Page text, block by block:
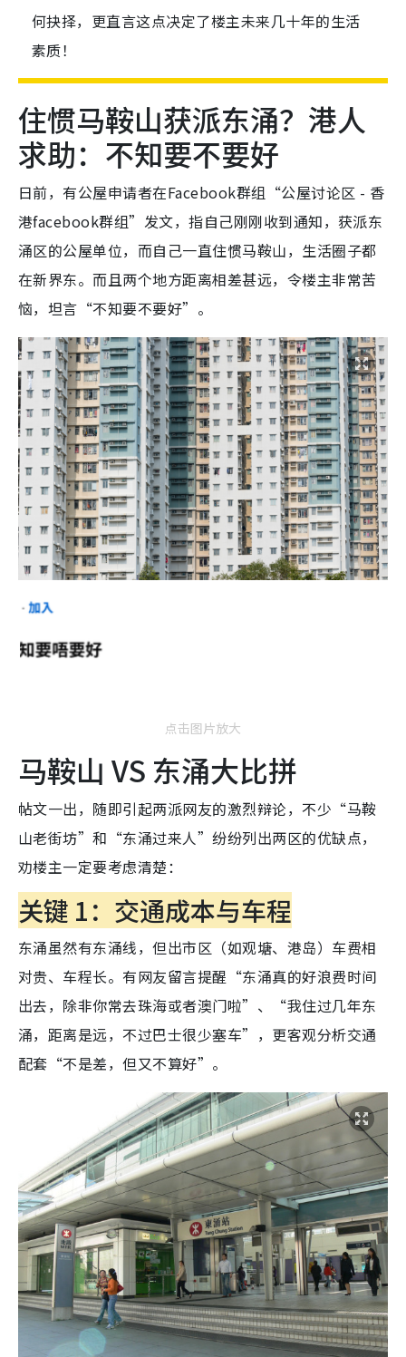
何抉择，更直言这点决定了楼主未来几十年的生活
素质！
住惯马鞍山获派东涌？港人
求助：不知要不要好
日前，有公屋申请者在Facebook群组“公屋讨论区 - 香
港facebook群组”发文，指自己刚刚收到通知，获派东
涌区的公屋单位，而自己一直住惯马鞍山，生活圈子都
在新界东。而且两个地方距离相差甚远，令楼主非常苦
恼，坦言“不知要不要好”。
点击图片放大
马鞍山 VS 东涌大比拼
帖文一出，随即引起两派网友的激烈辩论，不少“马鞍
山老街坊”和“东涌过来人”纷纷列出两区的优缺点，
劝楼主一定要考虑清楚：
关键 1：交通成本与车程
东涌虽然有东涌线，但出市区（如观塘、港岛）车费相
对贵、车程长。有网友留言提醒“东涌真的好浪费时间
出去，除非你常去珠海或者澳门啦”、“我住过几年东
涌，距离是远，不过巴士很少塞车”，更客观分析交通
配套“不是差，但又不算好”。